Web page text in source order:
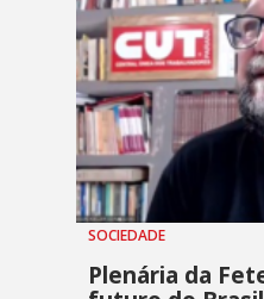
SOCIEDADE
Plenária da